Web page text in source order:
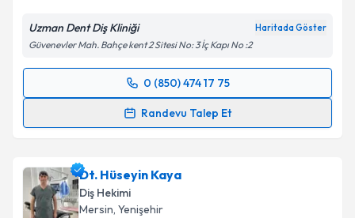
Uzman Dent Diş Kliniği Haritada Göster
Güvenevler Mah. Bahçe kent 2 Sitesi No: 3 İç Kapı No :2
0 (850) 474 17 75
Randevu Talep Et
Randevu Takvimi Talebi
takvim hazırlandığında e-posta ile bilgilendireceğiz.
E-posta Adresiniz
Dt. Hüseyin Kaya
Diş Hekimi
Mersin, Yenişehir